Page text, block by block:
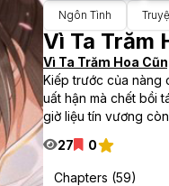
Ngôn Tình
Vì Ta Trăm
Vì Ta Trăm Hoa
Kiếp trước của nàng
uất hận mà chết bồi
giờ liệu tín vương
27
0
Chapters (59)